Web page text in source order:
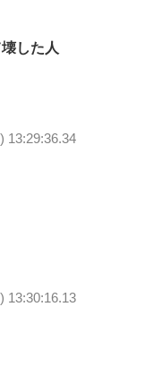
した人
13:29:36.34
13:30:16.13